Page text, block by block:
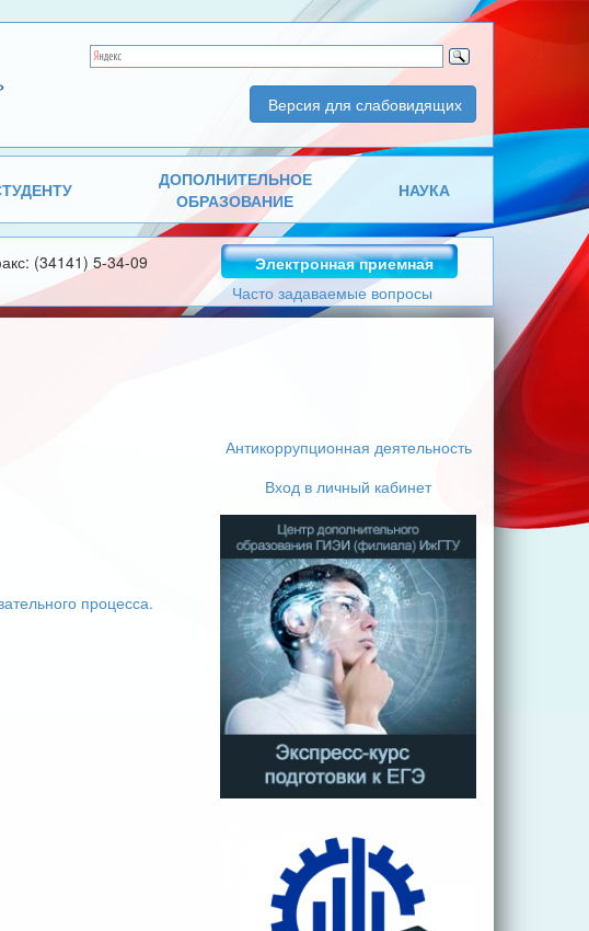
Версия для слабовидящих
ДОПОЛНИТЕЛЬНОЕ
ОБРАЗОВАНИЕ
НАУКА
(34141) 5-34-09
Электронная приемная
Часто задаваемые вопросы
процесса.
Антикоррупционная деятельность
Вход в личный кабинет